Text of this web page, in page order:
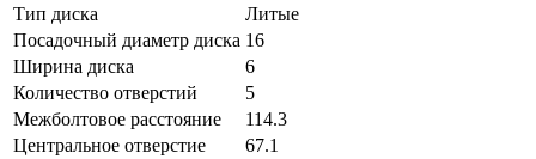
Тип диска
Литые
Посадочный диаметр диска 16
Ширина диска
6
Количество отверстий
5
Межболтовое расстояние
114.3
Центральное отверстие
67.1